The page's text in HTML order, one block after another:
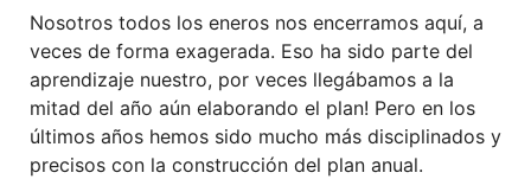
Nosotros todos los eneros nos encerramos aquí, a
veces de forma exagerada. Eso ha sido parte del
aprendizaje nuestro, por veces llegábamos a la
mitad del año aún elaborando el plan! Pero en los
últimos años hemos sido mucho más disciplinados y
precisos con la construcción del plan anual.